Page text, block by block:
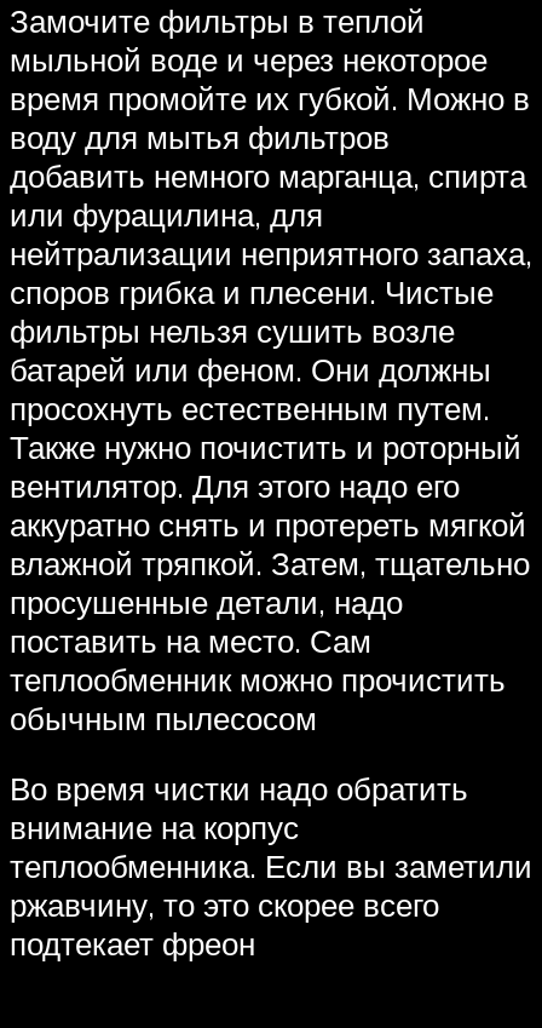
Замочите фильтры в теплой
мыльной воде и через некоторое
время промойте их губкой. Можно в
воду для мытья фильтров
добавить немного марганца, спирта
или фурацилина, для
нейтрализации неприятного запаха,
споров грибка и плесени. Чистые
фильтры нельзя сушить возле
батарей или феном. Они должны
просохнуть естественным путем.
Также нужно почистить и роторный
вентилятор. Для этого надо его
аккуратно снять и протереть мягкой
влажной тряпкой. Затем, тщательно
просушенные детали, надо
поставить на место. Сам
теплообменник можно прочистить
обычным пылесосом
Во время чистки надо обратить
внимание на корпус
теплообменника. Если вы заметили
ржавчину, то это скорее всего
подтекает фреон